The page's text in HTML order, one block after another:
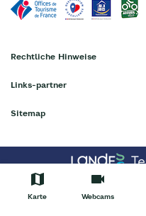
Rechtliche Hinweise
Links-partner
Sitemap
Karte Webcams